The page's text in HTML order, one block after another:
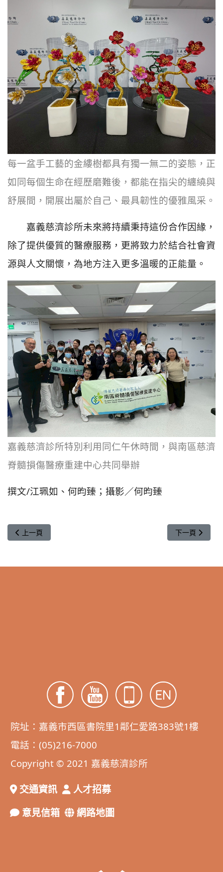
每一盆手工藝的金縷樹都具有獨一無二的姿態，正
如同每個生命在經歷磨難後，都能在指尖的纏繞與
舒展間，開展出屬於自己、最具韌性的優雅風采。
嘉義慈濟診所未來將持續秉持這份合作因緣，
除了提供優質的醫療服務，更將致力於結合社會資
源與人文關懷，為地方注入更多溫暖的正能量。
嘉義慈濟診所特別利用同仁午休時間，與南區慈濟
脊髓損傷醫療重建中心共同舉辦
撰文/江珮如、何昀臻；攝影／何昀臻
上一篇文章: 膿皰遍佈全⾝疼痛難眠 ⼤林慈濟醫院精準治療助患者
上一頁 下一篇文章:
下一頁
院址：嘉義市西區書院里1鄰仁愛路383號1樓
電話：(05)216-7000
Copyright © 2021 嘉義慈濟診所
交通資訊
人才招募
意見信箱
網路地圖